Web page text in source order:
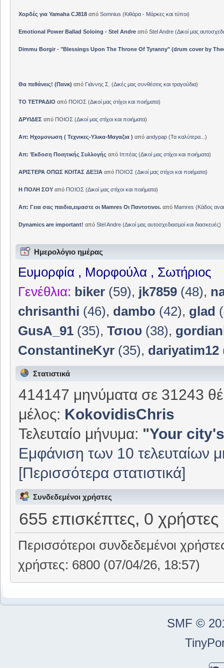
Χορδές για Yamaha CJ818από Somnius (Κιθάρα - Μάρκες και τύποι)
Emotional Power Ballad Soloing - Stel Andreαπό Stel Andre(Δικοί μας
Dimmu Borgir - "Blessings Upon The Throne Of Tyranny" (drum cover by
Θα πεθάνεις! (Πανκ) από Γιάννης Σ. (Δικές μας συνθέσεις και τραγούδια)
ΤΟ ΤΕΤΡΑΔΙΟ από ΠΟΙΟΣ (Δικοί μας στίχοι και ποιήματα)
ΔΡΥΙΔΕΣ από ΠΟΙΟΣ (Δικοί μας στίχοι και ποιήματα)
Απ: Ηχομονωση ( Τεχνικες-Υλικα-Μαγαζια ) από andypap(Τα καλύτερα... )
Απ: Έκδοση Ποιητικής Συλλογής από Ιππέας(Δικοί μας στίχοι και ποιήματα)
ΑΡΙΣΤΕΡΑ ΟΠΩΣ ΚΟΙΤΑΣ ΔΕΞΙΑαπό ΠΟΙΟΣ (Δικοί μας στίχοι και ποιήματα)
Η ΠΟΛΗ ΣΟΥαπό ΠΟΙΟΣ (Δικοί μας στίχοι και ποιήματα)
Απ: Γεια σας παιδια,ειμαστε οι Mamres Οι Παντοτινοι.από Mamres (Κάδος
Dynamics are important! από Stel Andre(Δικοί μας αυτοσχεδιασμοί και διασκευές)
Ημερολόγιο ημέρας
Ευμορφία , Μορφούλα , Σωτήριος
Γενέθλια: biker (59), jk7859 (48),
chrisanthi (46), dambo (42), glad
GusA_91 (35),Τσιου (38),
ConstantineKyr (35), dariyatim12
Στατιστικά
414147 μηνύματα σε 31243
μέλος: KokovidisChris
Τελευταίο μήνυμα: "Your
Εμφάνιση των 10 τελευταίων
[Περισσότερα στατιστικά]
Συνδεδεμένοι χρήστες
655 επισκέπτες, 0 χρήστες
Περισσότεροι συνδεδεμένοι
χρήστες: 6800 (07/04/26, 18:57)
SMF ©